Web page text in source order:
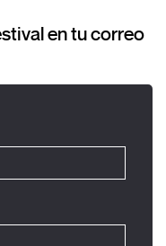
en tu correo